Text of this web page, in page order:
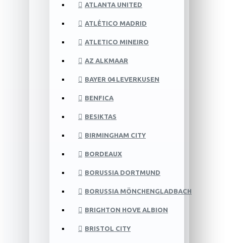
ATLANTA UNITED
ATLÉTICO MADRID
ATLETICO MINEIRO
AZ ALKMAAR
BAYER 04 LEVERKUSEN
BENFICA
BESIKTAS
BIRMINGHAM CITY
BORDEAUX
BORUSSIA DORTMUND
BORUSSIA MÖNCHENGLADBACH
BRIGHTON HOVE ALBION
BRISTOL CITY